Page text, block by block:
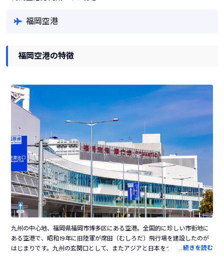
福岡空港
福岡空港の特徴
九州の中心地、福岡県福岡市博多区にある空港。全国的に珍しい市街地に
ある空港で、昭和19年に旧陸軍が席田（むしろだ）飛行場を建設したのが
はじまりです。九州の玄関口として、またアジアと日本をつなぐ空港とし
続きを読む